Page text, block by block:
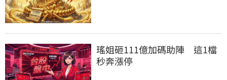
瑤姐砸111億加碼助陣　這1檔
秒奔漲停